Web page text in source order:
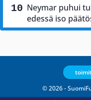
Neymar puhui
edessä iso
© 2026 -